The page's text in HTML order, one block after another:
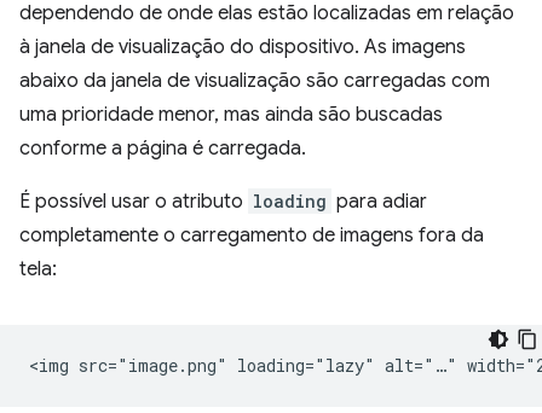
dependendo de onde elas estão localizadas em relação
à janela de visualização do dispositivo. As imagens
abaixo da janela de visualização são carregadas com
uma prioridade menor, mas ainda são buscadas
conforme a página é carregada.
É possível usar o atributo loading para adiar
completamente o carregamento de imagens fora da
tela: